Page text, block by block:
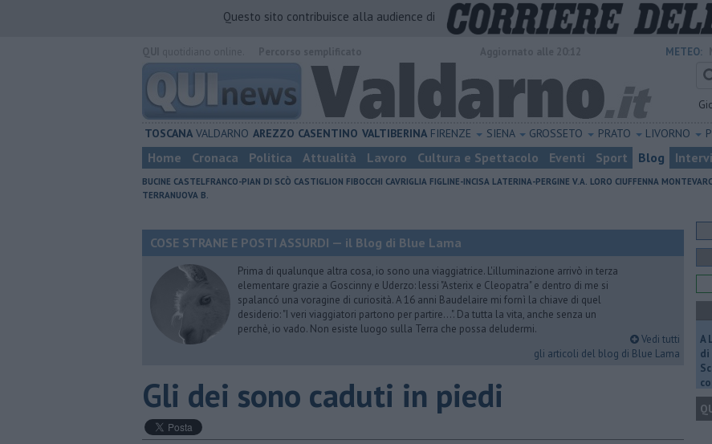
Questo sito contribuisce alla audience di
METEO:
TOSCANA VALDARNO AREZZO CASENTINO VALTIBERINA FIRENZE SIENA GROSSETO PRATO LIVORNO
Home Cronaca Politica Attualità Lavoro Cultura e Spettacolo Eventi Sport Blog
BUCINE CASTELFRANCO-PIAN DI SCÒ CASTIGLION FIBOCCHI CAVRIGLIA FIGLINE-INCISA LATERINA-PERGINE V.A. LORO CIUFFENNA
TERRANUOVA B.
COSE STRANE E POSTI ASSURDI — il Blog di Blue Lama
Prima di qualunque altra cosa, io sono una viaggiatrice. L'illuminazione arrivò in terza
elementare grazie a Goscinny e Uderzo: lessi "Asterix e Cleopatra" e dentro di me si
spalancó una voragine di curiosità. A 16 anni Baudelaire mi fornì la chiave di quel
desiderio: "I veri viaggiatori partono per partire...". Da tutta la vita, anche senza un
perchè, io vado. Non esiste luogo sulla Terra che possa deludermi.
Vedi tutti
gli articoli del blog di Blue Lama
Gli dei sono caduti in piedi
A
di